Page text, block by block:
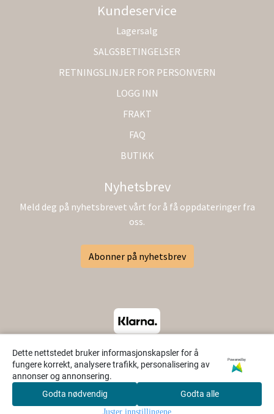
Dette nettstedet bruker informasjonskapsler for å
fungere korrekt, analysere trafikk, personalisering av
annonser og annonsering.
Powered by
Godta nødvendig Godta alle
Juster innstillingene
Kundeservice
Lagersalg
SALGSBETINGELSER
RETNINGSLINJER FOR PERSONVERN
LOGG INN
FRAKT
FAQ
BUTIKK
Nyhetsbrev
Meld deg på nyhetsbrevet vårt for å få oppdateringer fra
oss.
Abonner på nyhetsbrev